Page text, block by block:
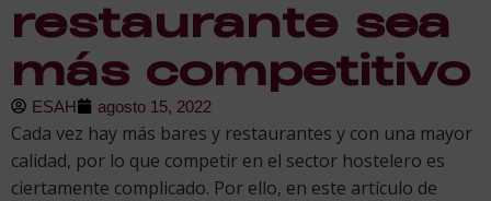
restaurante sea
más competitivo
ESAH agosto 15, 2022
Cada vez hay más bares y restaurantes y con una mayor
calidad, por lo que competir en el sector hostelero es
ciertamente complicado. Por ello, en este artículo de